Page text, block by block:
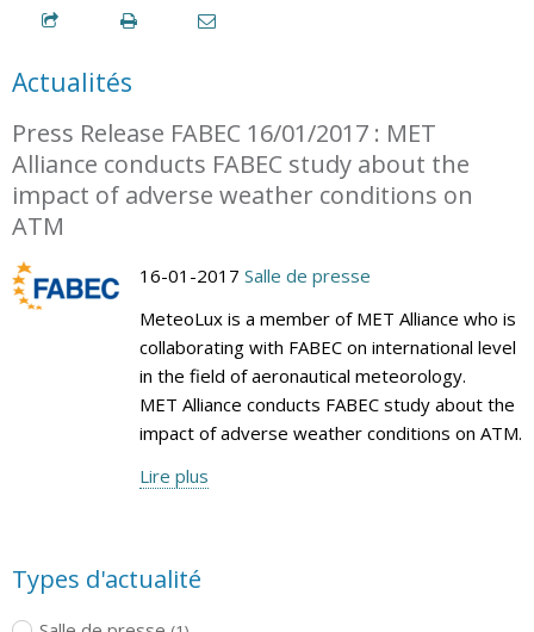
Actualités
Press Release FABEC 16/01/2017 : MET
Alliance conducts FABEC study about the
impact of adverse weather conditions on
ATM
16-01-2017 Salle de presse
MeteoLux is a member of MET Alliance who is
collaborating with FABEC on international level
in the field of aeronautical meteorology.
MET Alliance conducts FABEC study about the
impact of adverse weather conditions on ATM.
Lire plus
Types d'actualité